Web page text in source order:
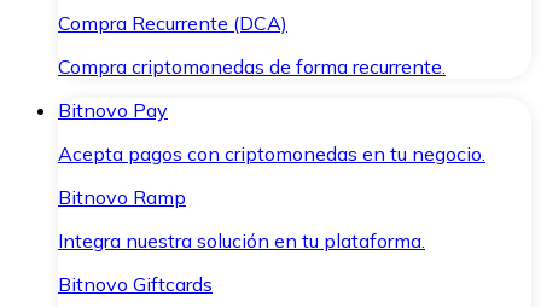
Compra Recurrente (DCA)
Compra criptomonedas de forma recurrente.
Bitnovo Pay
Acepta pagos con criptomonedas en tu negocio.
Bitnovo Ramp
Integra nuestra solución en tu plataforma.
Bitnovo Giftcards